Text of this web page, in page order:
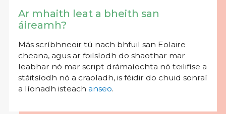
Ar mhaith leat a bheith san
áireamh?
Más scríbhneoir tú nach bhfuil san Eolaire
cheana, agus ar foilsíodh do shaothar mar
leabhar nó mar script drámaíochta nó teilifíse a
stáitsíodh nó a craoladh, is féidir do chuid sonraí
a líonadh isteach anseo.